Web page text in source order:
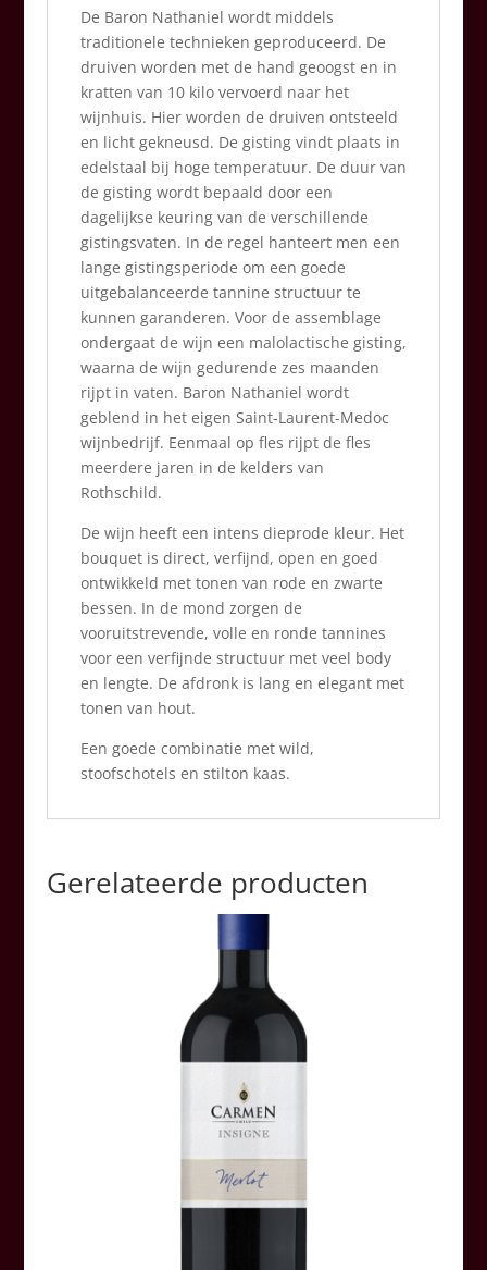
De Baron Nathaniel wordt middels
traditionele technieken geproduceerd. De
druiven worden met de hand geoogst en in
kratten van 10 kilo vervoerd naar het
wijnhuis. Hier worden de druiven ontsteeld
en licht gekneusd. De gisting vindt plaats in
edelstaal bij hoge temperatuur. De duur van
de gisting wordt bepaald door een
dagelijkse keuring van de verschillende
gistingsvaten. In de regel hanteert men een
lange gistingsperiode om een goede
uitgebalanceerde tannine structuur te
kunnen garanderen. Voor de assemblage
ondergaat de wijn een malolactische gisting,
waarna de wijn gedurende zes maanden
rijpt in vaten. Baron Nathaniel wordt
geblend in het eigen Saint-Laurent-Medoc
wijnbedrijf. Eenmaal op fles rijpt de fles
meerdere jaren in de kelders van
Rothschild.
De wijn heeft een intens dieprode kleur. Het
bouquet is direct, verfijnd, open en goed
ontwikkeld met tonen van rode en zwarte
bessen. In de mond zorgen de
vooruitstrevende, volle en ronde tannines
voor een verfijnde structuur met veel body
en lengte. De afdronk is lang en elegant met
tonen van hout.
Een goede combinatie met wild,
stoofschotels en stilton kaas.
Gerelateerde producten